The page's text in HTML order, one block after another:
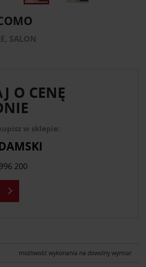
SALON
możliwość wykonania na dowolny wymiar
O CENĘ
w sklepie:
200